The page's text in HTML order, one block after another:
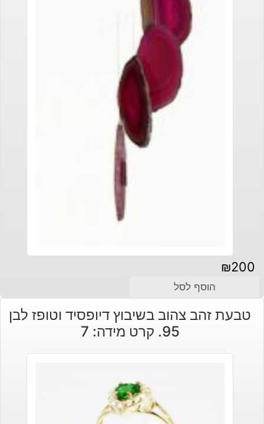
₪200
הוסף לסל
טבעת זהב צהוב בשיבוץ דיופסיד וטופז לבן
95. קרט מידה: 7